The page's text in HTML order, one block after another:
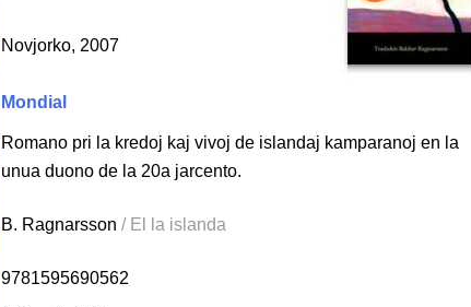
Novjorko, 2007
Mondial
Romano pri la kredoj kaj vivoj de islandaj kamparanoj en la
unua duono de la 20a jarcento.
B. Ragnarsson / El la islanda
9781595690562